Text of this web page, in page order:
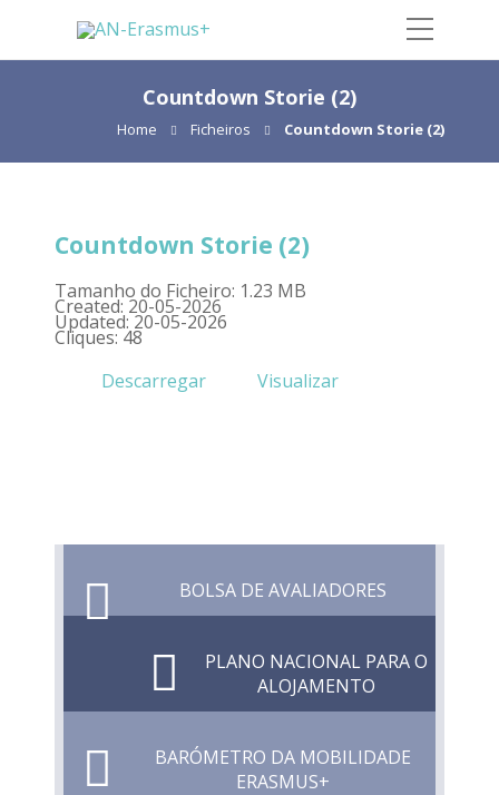
Countdown Storie (2)
Home Ficheiros Countdown Storie (2)
Countdown Storie (2)
Tamanho do Ficheiro: 1.23 MB
Created: 20-05-2026
Updated: 20-05-2026
Cliques: 48
Descarregar
Visualizar
BOLSA DE AVALIADORES
PLANO NACIONAL PARA O
ALOJAMENTO
BARÓMETRO DA MOBILIDADE
ERASMUS+